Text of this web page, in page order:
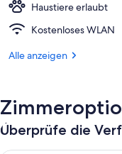
Haustiere erlaubt
Kostenloses WLAN
Alle anzeigen
Überprüfe die